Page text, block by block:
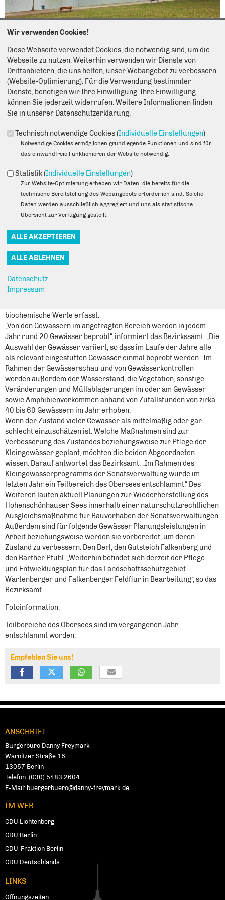
05.05.2026
Der Zustand der Kleingewässer im Norden des Bezirks
Lichtenberg kann „allgemein als tendenziell negativ eingeschätzt
werden“. Zu dieser Einschätzung kommt das Bezirksamt
Lichtenberg in seiner Antwort auf eine Schriftliche Anfrage der
Abgeordnetenhausmitglieder Danny Freymark und Prof. Dr.
Anzahl und der Quantität der Gewässer in den
Hohenschönhausener Postleitzahlenbereichen 13051 bis 13059.
Der Senat bat der Zuständigkeit halber das Lichtenberger
Bezirksamt um die entsprechenden Antworten auf die Fragen der
beiden Abgeordneten.
zurückliegenden Jahren, heißt es aus dem Bezirksamt. Dieses
habe Auswirkungen auf die Wasserqualität.
In den nördlichen Ortsteilen des Bezirks Lichtenberg gibt es rund
100 Seen, Pfuhle, Teiche, Biotope, Feuchtgebiete, Gräben,
Rückhaltebecken und ähnliche Gewässer, die beim Bezirksamt
aufgelistet sind. Deren Zustand werde in unterschiedlichen
Abständen hinsichtlich ihrer Qualität untersucht, so das
Bezirksamt. Unter anderem werden Paramater wie Färbung,
biochemische Werte erfasst.
„Von den Gewässern im angefragten Bereich werden in jedem
Jahr rund 20 Gewässer beprobt“, informiert das Bezirkssamt. „Die
Auswahl der Gewässer variiert, so dass im Laufe der Jahre alle
als relevant eingestuften Gewässer einmal beprobt werden.“ Im
Rahmen der Gewässerschau und von Gewässerkontrollen
werden außerdem der Wasserstand, die Vegetation, sonstige
Veränderungen und Müllablagerungen im oder am Gewässer
sowie Amphibienvorkommen anhand von Zufallsfunden von zirka
40 bis 60 Gewässern im Jahr erhoben.
Wenn der Zustand vieler Gewässer als mittelmäßig oder gar
schlecht einzuschätzen ist: Welche Maßnahmen sind zur
Verbesserung des Zustandes beziehungsweise zur Pflege der
Kleingewässer geplant, möchten die beiden Abgeordneten
wissen. Darauf antwortet das Bezirksamt: „Im Rahmen des
Kleingewässerprogramms der Senatsverwaltung wurde im
letzten Jahr ein Teilbereich des Obersees entschlammt.“ Des
Weiteren laufen aktuell Planungen zur Wiederherstellung des
Hohenschönhauser Sees innerhalb einer naturschutzrechtlichen
Ausgleichsmaßnahme für Bauvorhaben der Senatsverwaltungen.
Außerdem sind für folgende Gewässer Planungsleistungen in
Arbeit beziehungsweise werden sie vorbereitet, um deren
Zustand zu verbessern: Den Berl, den Gutsteich Falkenberg und
den Barther Pfuhl. „Weiterhin befindet sich derzeit der Pflege-
und Entwicklungsplan für das Landschaftsschutzgebiet
Wartenberger und Falkenberger Feldflur in Bearbeitung“, so das
Bezirksamt.
Fotoinformation:
Teilbereiche des Obersees sind im vergangenen Jahr
entschlammt worden.
Empfehlen Sie uns!
Fußbereich
ANSCHRIFT
Bürgerbüro Danny Freymark
Warnitzer Straße 16
13057 Ber­lin
Telefon: (030) 5483 2604
E-Mail: buergerbuero@danny-freymark.de
IM WEB
CDU Lichtenberg
CDU Berlin
CDU-Fraktion Berlin
CDU Deutschlands
LINKS
Öffnungszeiten
Wir verwenden Cookies!
Diese Webseite verwendet Cookies, die notwendig sind, um die
Webseite zu nutzen. Weiterhin verwenden wir Dienste von
Drittanbietern, die uns helfen, unser Webangebot zu verbessern
(Website-Optimierung). Für die Verwendung bestimmter
Dienste, benötigen wir Ihre Einwilligung. Ihre Einwilligung
können Sie jederzeit widerrufen. Weitere Informationen finden
Sie in unserer Datenschutzerklärung.
Technisch notwendige Cookies (Individuelle Einstellungen)
Notwendige Cookies ermöglichen grundlegende Funktionen und sind für
das einwandfreie Funktionieren der Website notwendig.
Statistik (Individuelle Einstellungen)
Zur Website-Optimierung erheben wir Daten, die bereits für die
technische Bereitstellung des Webangebots erforderlich sind. Solche
Daten werden ausschließlich aggregiert und uns als statistische
Übersicht zur Verfügung gestellt.
Datenschutz
Impressum